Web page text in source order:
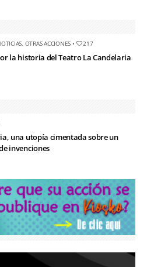
OTRAS ACCIONES • 217
la historia del Teatro La Candelaria
una utopía cimentada sobre un
invenciones